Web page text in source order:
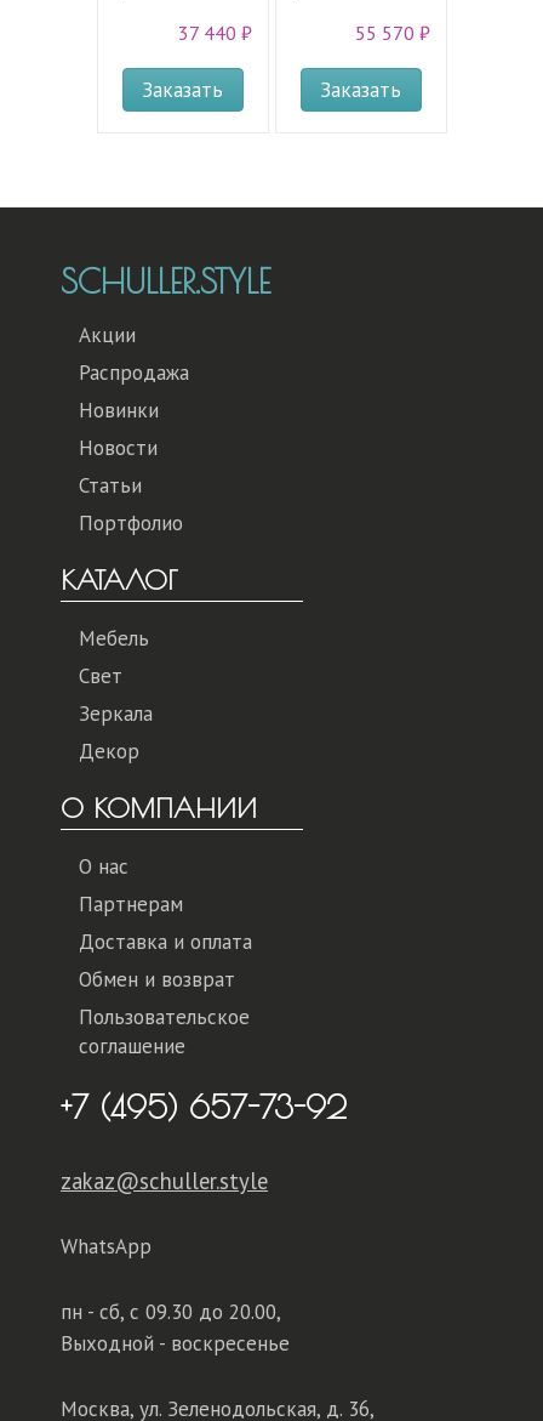
37 440 ₽
Заказать
55 570 ₽
Заказать
SCHULLER.STYLE
Акции
Распродажа
Новинки
Новости
Статьи
Портфолио
КАТАЛОГ
Мебель
Свет
Зеркала
Декор
О КОМПАНИИ
О нас
Партнерам
Доставка и оплата
Обмен и возврат
Пользовательское
соглашение
+7 (495) 657-73-92
zakaz@schuller.style
WhatsApp
пн - сб, с 09.30 до 20.00,
Выходной - воскресенье
Москва, ул. Зеленодольская, д. 36,